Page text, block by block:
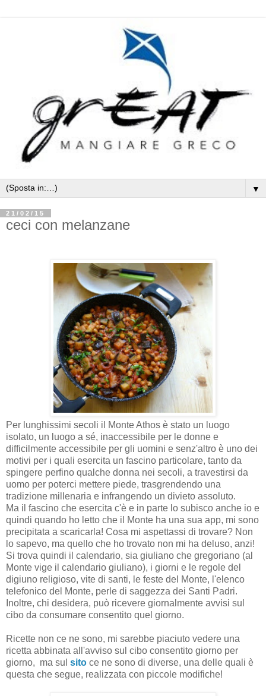
▼
21/02/15
ceci con melanzane
Per lunghissimi secoli il Monte Athos è stato un luogo
isolato, un luogo a sé, inaccessibile per le donne e
difficilmente accessibile per gli uomini e senz'altro è uno dei
motivi per i quali esercita un fascino particolare, tanto da
spingere perfino qualche donna nei secoli, a travestirsi da
uomo per poterci mettere piede, trasgrendendo una
tradizione millenaria e infrangendo un divieto assoluto.
Ma il fascino che esercita c'è e in parte lo subisco anche io e
quindi quando ho letto che il Monte ha una sua app, mi sono
precipitata a scaricarla! Cosa mi aspettassi di trovare? Non
lo sapevo, ma quello che ho trovato non mi ha deluso, anzi!
Si trova quindi il calendario, sia giuliano che gregoriano (al
Monte vige il calendario giuliano), i giorni e le regole del
digiuno religioso, vite di santi, le feste del Monte, l'elenco
telefonico del Monte, perle di saggezza dei Santi Padri.
Inoltre, chi desidera, può ricevere giornalmente avvisi sul
cibo da consumare consentito quel giorno.
Ricette non ce ne sono, mi sarebbe piaciuto vedere una
ricetta abbinata all'avviso sul cibo consentito giorno per
giorno, ma sul sito ce ne sono di diverse, una delle quali è
questa che segue, realizzata con piccole modifiche!